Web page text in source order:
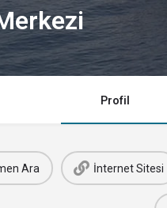
Profil
Ara İnternet Sitesi